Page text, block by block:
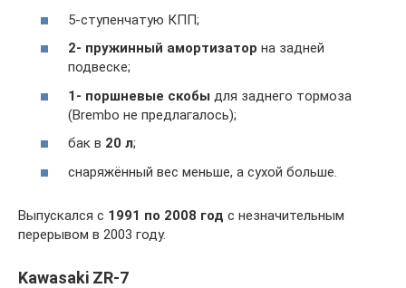
5-ступенчатую КПП;
2- пружинный амортизатор на задней
подвеске;
1- поршневые скобы для заднего тормоза
(Brembo не предлагалось);
бак в 20 л;
снаряжённый вес меньше, а сухой больше.
Выпускался с 1991 по 2008 год с незначительным
перерывом в 2003 году.
Kawasaki ZR-7